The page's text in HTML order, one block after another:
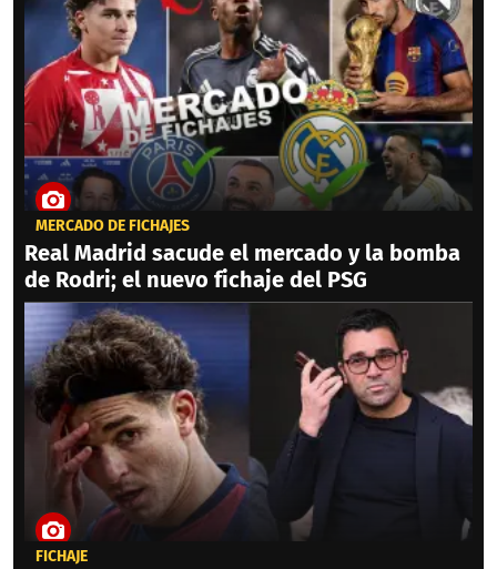
MERCADO DE FICHAJES
Real Madrid sacude el mercado y la bomba
de Rodri; el nuevo fichaje del PSG
FICHAJE